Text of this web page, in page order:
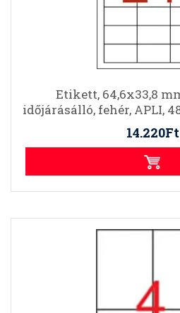
Etikett, 64,6x33,8
időjárásálló, fehér, APLI,
14.220Ft